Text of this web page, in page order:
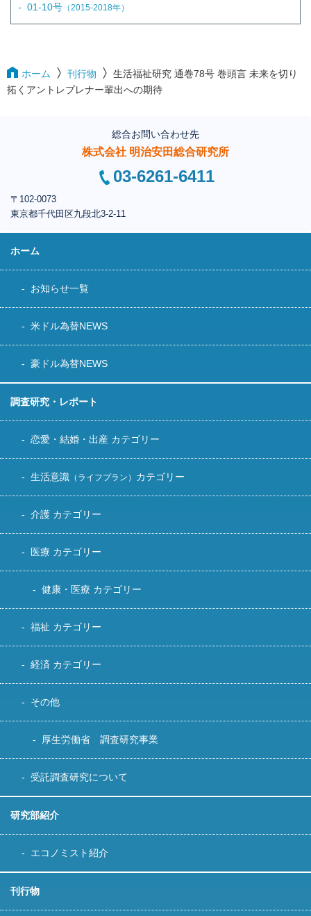
01-10号 （2015-2018年）
ホーム 刊行物
生活福祉研究 通巻78号 巻頭言 未来を切り
拓くアントレプレナー輩出への期待
総合お問い合わせ先
株式会社 明治安田総合研究所
03-6261-6411
〒102-0073
東京都千代田区九段北3-2-11
ホーム
お知らせ一覧
米ドル為替NEWS
豪ドル為替NEWS
調査研究・レポート
恋愛・結婚・出産 カテゴリー
生活意識 （ライフプラン） カテゴリー
介護 カテゴリー
医療 カテゴリー
健康・医療 カテゴリー
福祉 カテゴリー
経済 カテゴリー
その他
厚生労働省 調査研究事業
受託調査研究について
研究部紹介
エコノミスト紹介
刊行物